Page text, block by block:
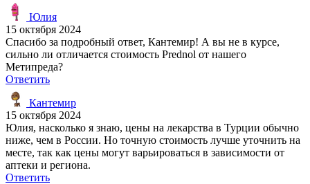
Юлия
15 октября 2024
Спасибо за подробный ответ, Кантемир! А вы не в курсе,
сильно ли отличается стоимость Prednol от нашего
Метипреда?
Ответить
Кантемир
15 октября 2024
Юлия, насколько я знаю, цены на лекарства в Турции обычно
ниже, чем в России. Но точную стоимость лучше уточнить на
месте, так как цены могут варьироваться в зависимости от
аптеки и региона.
Ответить